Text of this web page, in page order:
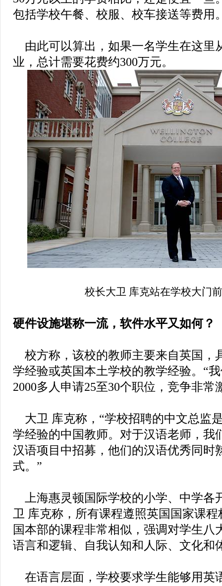
包括学校午餐、校服、校车接送等费用
由此可以算出，如果一名学生在这里
业，总计需要花费约300万元。
校长大卫 库克站在学校大门
硬件设施堪称一流，软件水平又如何？
校方称，该校的教师主要来自英国，
学经验或英国本土学校的教学经验。“
2000多人申请25至30个职位，竞争非常
大卫 库克称，“学校招聘的中文总监
学经验的中国教师。对于汉语老师，我
汉语项目中招募，他们的汉语优秀同时
式。”
上海惠灵顿国际学校的小学、中学各
卫 库克称，所有课程遵照英国国家课
国本部的课程非常相似，强调对学生八
语言和逻辑、自我认知和人际、文化和
在语言层面，学校要求学生能够用英